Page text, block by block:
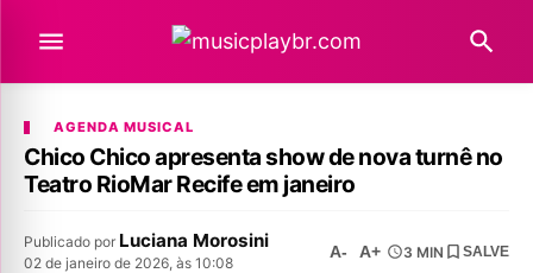
AGENDA MUSICAL
Chico Chico apresenta show de nova turnê no
Teatro RioMar Recife em janeiro
Publicado por Luciana Morosini
02 de janeiro de 2026, às 10:08
A- A+ 3 MIN SALVE